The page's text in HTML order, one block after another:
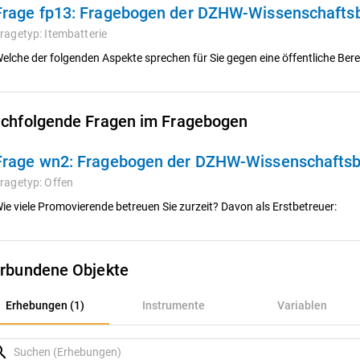
fp13: Fragebogen der DZHW-
Itembatterie
der folgenden Aspekte sprechen für Sie gegen eine öffentliche
Fragen im Fragebogen
wn2: Fragebogen der DZHW-
Offen
viele Promovierende betreuen Sie zurzeit? Davon als Erstbetreuer:
Objekte
Erhebungen (1) Instrumente Variablen
(1)